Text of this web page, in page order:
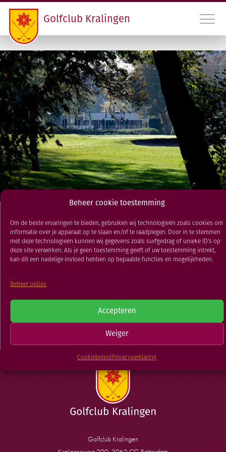
Beheer cookie toestemming
Om de beste ervaringen te bieden, gebruiken wij technologieën zoals cookies om
informatie over je apparaat op te slaan en/of te raadplegen. Door in te stemmen
met deze technologieën kunnen wij gegevens zoals surfgedrag of unieke ID's op
deze site verwerken. Als je geen toestemming geeft of uw toestemming intrekt,
kan dit een nadelige invloed hebben op bepaalde functies en mogelijkheden.
Beheer opties
Accepteren
Weiger
CookiebeleidPrivacyverklaring
Golfclub Kralingen
010 45 22 475
INLOGGEN LEDEN GCK
CONTACT
LIDMAATSCHAP EN HANDICAPREGISTRATIE
VERENIGING
PROGRAMMA
RESTAURANT
GOLFSCHOOL
GOLFBAAN
Uitwisseling Kagerzoom Krasse
Knarren 18 holes
24 MEI 2026
Old Granddads
TERUG NAAR
NIEUWSOVERZICHT
Golfclub Kralingen